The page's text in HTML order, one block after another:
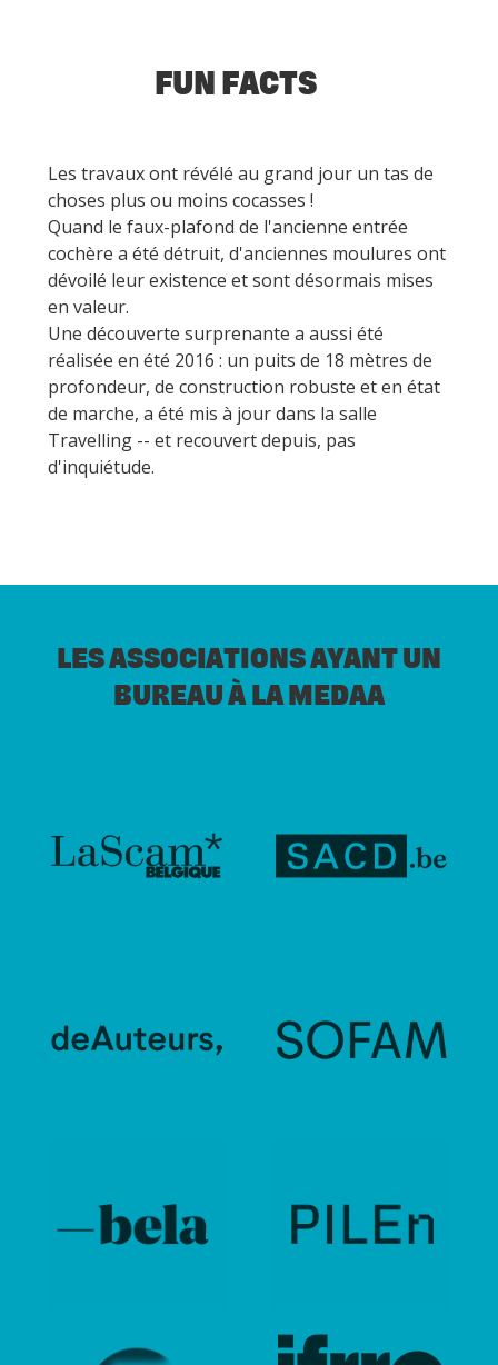
FUN FACTS
Les travaux ont révélé au grand jour un tas de
choses plus ou moins cocasses !
Quand le faux-plafond de l'ancienne entrée
cochère a été détruit, d'anciennes moulures ont
dévoilé leur existence et sont désormais mises
en valeur.
Une découverte surprenante a aussi été
réalisée en été 2016 : un puits de 18 mètres de
profondeur, de construction robuste et en état
de marche, a été mis à jour dans la salle
Travelling -- et recouvert depuis, pas
d'inquiétude.
LES ASSOCIATIONS AYANT UN
BUREAU À LA MEDAA